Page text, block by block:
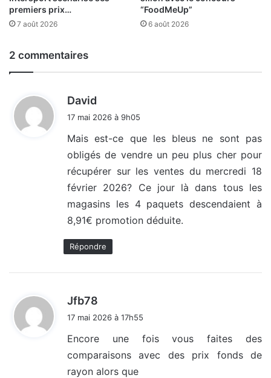
premiers prix…
7 août 2026
“FoodMeUp”
6 août 2026
2 commentaires
David
:
17 mai 2026 à 9h05
Mais est-ce que les bleus ne sont pas
obligés de vendre un peu plus cher pour
récupérer sur les ventes du mercredi 18
février 2026? Ce jour là dans tous les
magasins les 4 paquets descendaient à
8,91€ promotion déduite.
Répondre
Jfb78
:
17 mai 2026 à 17h55
Encore une fois vous faites des
comparaisons avec des prix fonds de
rayon alors que